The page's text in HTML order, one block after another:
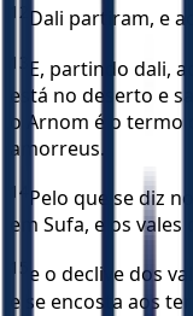
12 Dali partiram, e
13 E, partindo dali,
está no deserto e
o Arnom é o termo
amorreus.
14 Pelo que se diz
em Sufa, e os vales
15 e o declive dos
e se encosta aos